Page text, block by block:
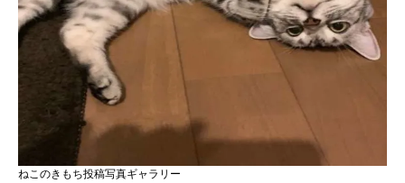
ねこのきもち投稿写真ギャラリー